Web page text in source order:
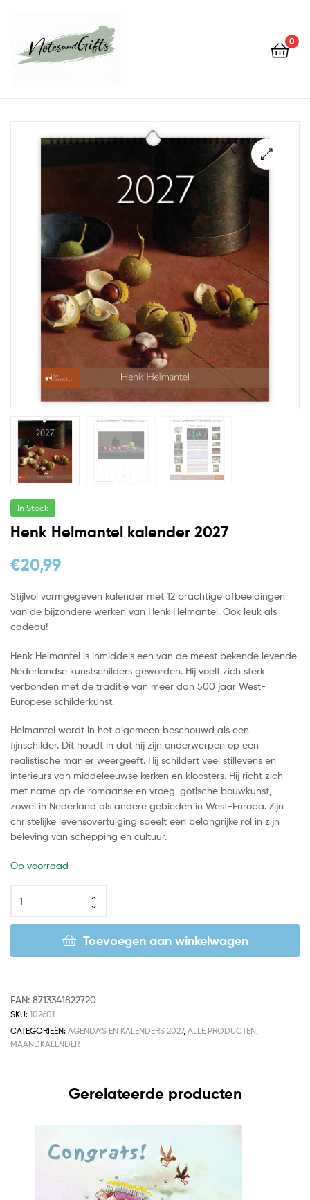
0
In Stock
Henk Helmantel kalender 2027
€20,99
Stijlvol vormgegeven kalender met 12 prachtige afbeeldingen
van de bijzondere werken van Henk Helmantel. Ook leuk als
cadeau!
Henk Helmantel is inmiddels een van de meest bekende levende
Nederlandse kunstschilders geworden. Hij voelt zich sterk
verbonden met de traditie van meer dan 500 jaar West-
Europese schilderkunst.
Helmantel wordt in het algemeen beschouwd als een
fijnschilder. Dit houdt in dat hij zijn onderwerpen op een
realistische manier weergeeft. Hij schildert veel stillevens en
interieurs van middeleeuwse kerken en kloosters. Hij richt zich
met name op de romaanse en vroeg-gotische bouwkunst,
zowel in Nederland als andere gebieden in West-Europa. Zijn
christelijke levensovertuiging speelt een belangrijke rol in zijn
beleving van schepping en cultuur.
Op voorraad
Toevoegen aan winkelwagen
EAN: 8713341822720
SKU: 102601
CATEGORIEËN: AGENDA'S EN KALENDERS 2027, ALLE PRODUCTEN,
MAANDKALENDER
Gerelateerde producten